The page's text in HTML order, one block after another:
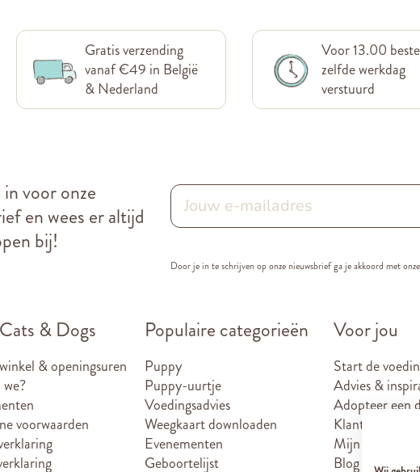
Gratis verzending
vanaf €49 in België
& Nederland
Voor 13.00
zelfde werkdag
verstuurd
voor onze
en wees er altijd
bij!
Door je in te schrijven op onze nieuwsbrief ga je akkoord met
& Dogs
& openingsuren
voorwaarden
Populaire categorieën
Puppy
Puppy-uurtje
Voedingsadvies
Weegkaart downloaden
Evenementen
Geboortelijst
Voor jou
Start de
Advies &
Adopteer een
Klantenkaart
Mijn account
Blog